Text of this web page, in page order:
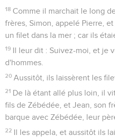
18 Comme il marchait le long
frères, Simon, appelé Pierre,
un filet dans la mer ; car ils
19 Il leur dit : Suivez-moi, et je
d'hommes.
20 Aussitôt, ils laissèrent les
21 De là étant allé plus loin, il
fils de Zébédée, et Jean, son
barque avec Zébédée, leur
22 Il les appela, et aussitôt ils